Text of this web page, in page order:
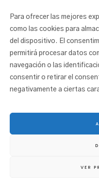
Para ofrecer las mejores
como las cookies para
del dispositivo. El
permitirá procesar datos
navegación o las
consentir o retirar el
negativamente a ciertas
VER